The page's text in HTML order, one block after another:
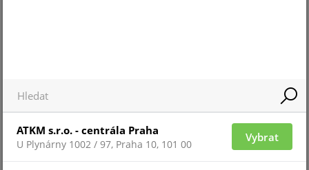
ATKM s.r.o. - centrála Praha
U Plynárny 1002 / 97, Praha 10, 101 00
Vybrat